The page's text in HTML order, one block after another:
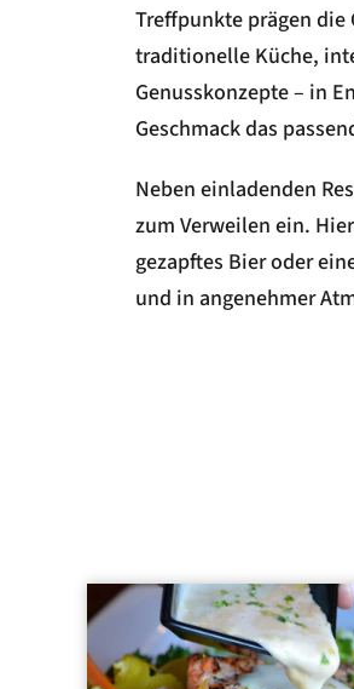
Treffpunkte prägen die
traditionelle Küche,
Genusskonzepte – in
Geschmack das
Neben einladenden
zum Verweilen ein.
gezapftes Bier oder
und in angenehmer